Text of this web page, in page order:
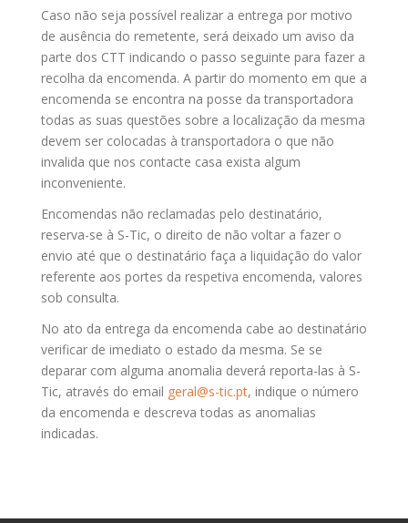
Caso não seja possível realizar a entrega por motivo
de ausência do remetente, será deixado um aviso da
parte dos CTT indicando o passo seguinte para fazer a
recolha da encomenda. A partir do momento em que a
encomenda se encontra na posse da transportadora
todas as suas questões sobre a localização da mesma
devem ser colocadas à transportadora o que não
invalida que nos contacte casa exista algum
inconveniente.
Encomendas não reclamadas pelo destinatário,
reserva-se à S-Tic, o direito de não voltar a fazer o
envio até que o destinatário faça a liquidação do valor
referente aos portes da respetiva encomenda, valores
sob consulta.
No ato da entrega da encomenda cabe ao destinatário
verificar de imediato o estado da mesma. Se se
deparar com alguma anomalia deverá reporta-las à S-
Tic, através do email geral@s-tic.pt, indique o número
da encomenda e descreva todas as anomalias
indicadas.